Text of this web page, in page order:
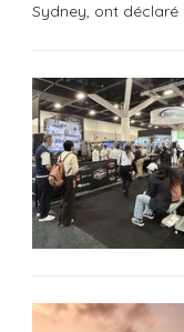
Sydney, ont déclaré